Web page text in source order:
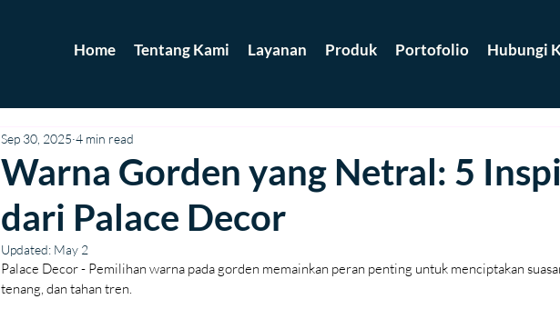
Home Tentang Kami Layanan Produk Portofolio Hubungi
Warna Gorden yang Netral: 5
dari Palace Decor
Sep 30, 2025 4 min read
Updated: May 2
Palace Decor - Pemilihan warna pada gorden memainkan peran penting untuk menciptakan
tenang, dan tahan tren.